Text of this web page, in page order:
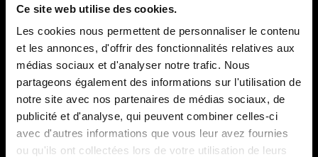
Ce site web utilise des cookies.
Les cookies nous permettent de personnaliser le contenu
et les annonces, d'offrir des fonctionnalités relatives aux
médias sociaux et d'analyser notre trafic. Nous
partageons également des informations sur l'utilisation de
notre site avec nos partenaires de médias sociaux, de
publicité et d'analyse, qui peuvent combiner celles-ci
avec d'autres informations que vous leur avez fournies
ou qu'ils ont collectées lors de votre utilisation de leurs
Aucun produit ne correspond à
votre sélection.
Mentions légales
Conditions Générales de Vente